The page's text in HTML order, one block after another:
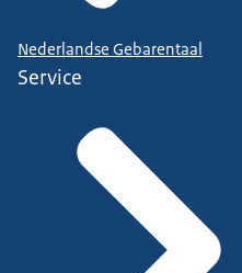
Nederlandse Gebarentaal
Service